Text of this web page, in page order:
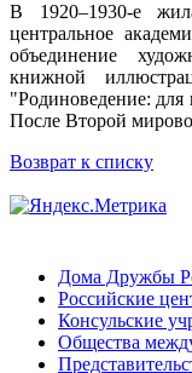
В 1920–1930-е
центральное
объединение
книжной
"Родиноведение: для
После Второй
Возврат к списку
Дома Дружбы
Российские
Консульские
Общества